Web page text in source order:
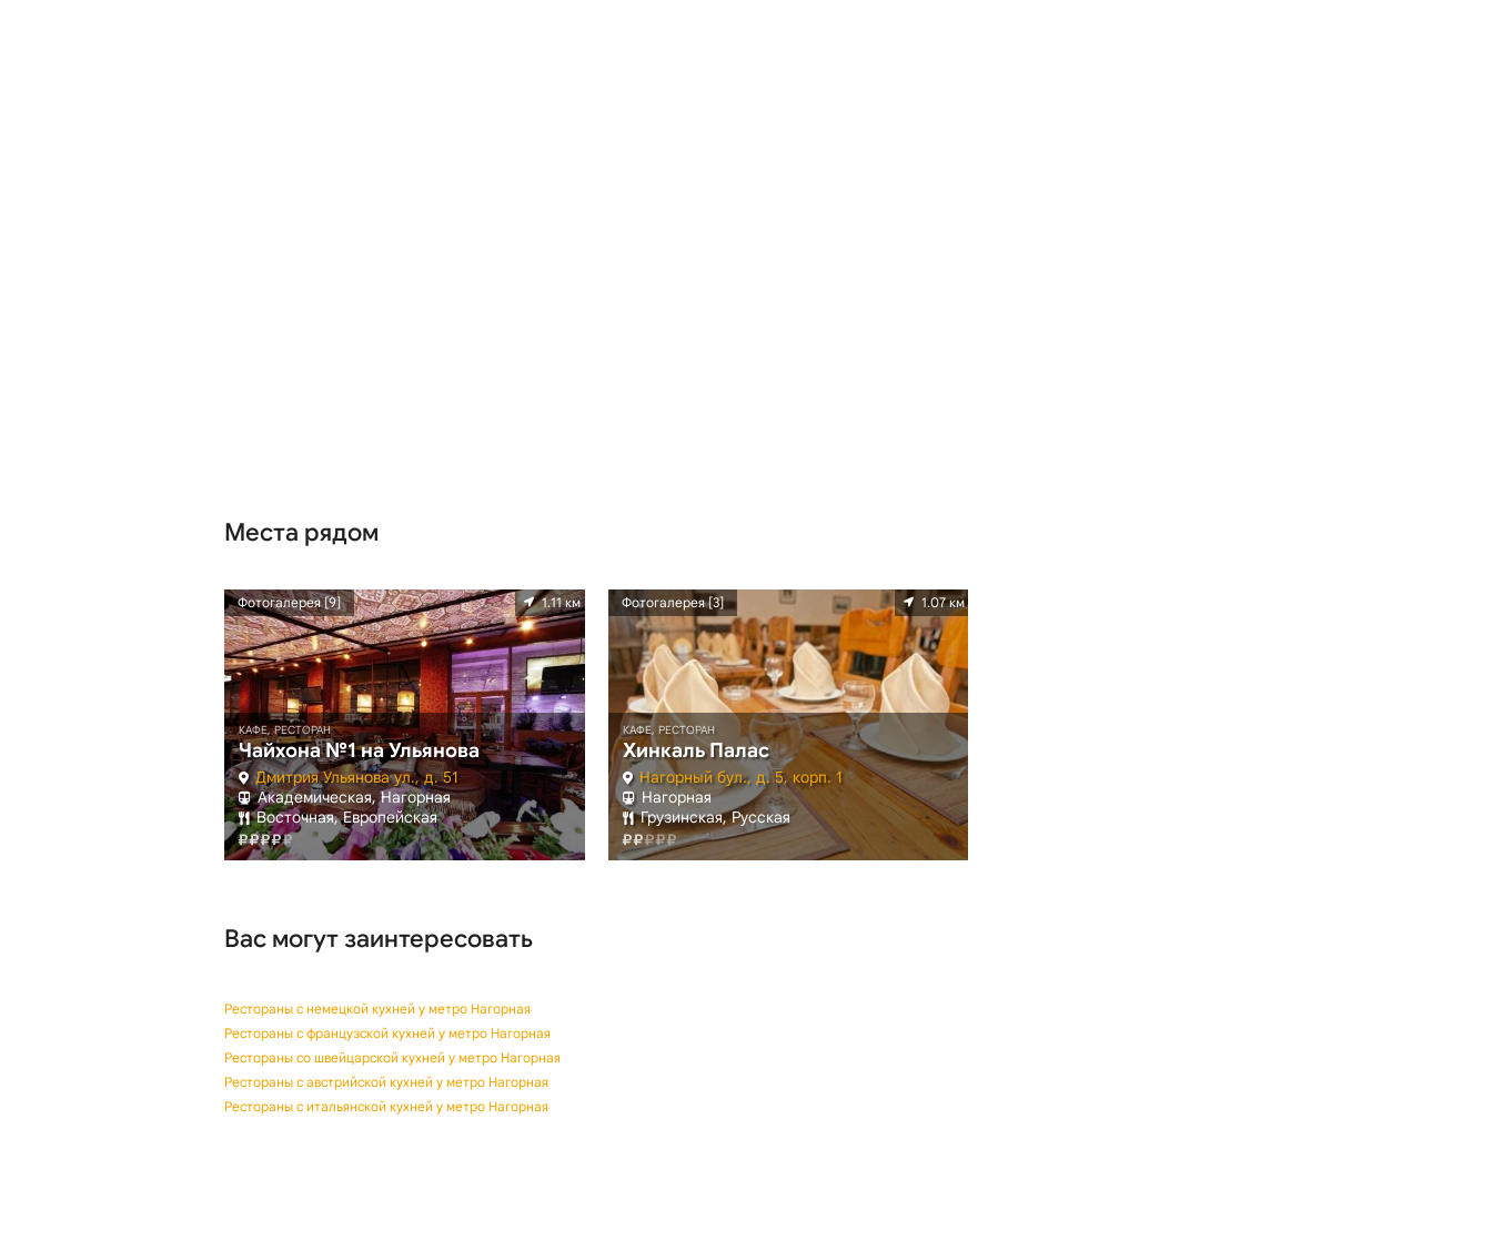
Места рядом
Фотогалерея [9] 1.11 км
КАФЕ, РЕСТОРАН
Чайхона №1 на Ульянова
Дмитрия Ульянова ул., д. 51
Академическая, Нагорная
Восточная, Европейская
Фотогалерея [3] 1.07 км
КАФЕ, РЕСТОРАН
Хинкаль Палас
Нагорный бул., д. 5, корп. 1
Нагорная
Грузинская, Русская
Вас могут заинтересовать
Рестораны с немецкой кухней у метро Нагорная
Рестораны с французской кухней у метро Нагорная
Рестораны со швейцарской кухней у метро Нагорная
Рестораны с австрийской кухней у метро Нагорная
Рестораны с итальянской кухней у метро Нагорная